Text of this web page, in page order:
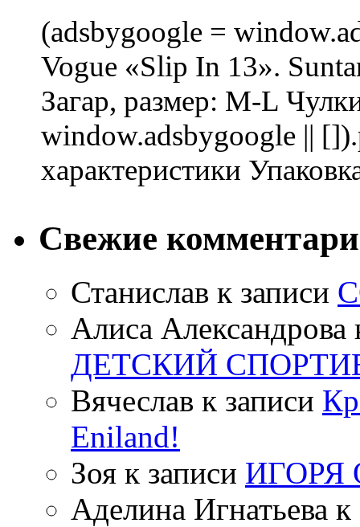
(adsbygoogle =
Vogue «Slip In 13».
Загар, размер: M-L
window.adsbygoogle ||
характеристики
Свежие
Станислав к записи
Алиса Александрова
ДЕТСКИЙ
Вячеслав к записи
Eniland!
Зоя к записи ИГОРЯ
Аделина Игнатьева к